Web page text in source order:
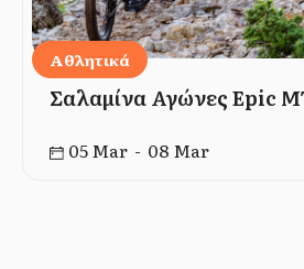
Αθλητικά
Σαλαμίνα Αγώνες Epic
05 Mar - 08 Mar